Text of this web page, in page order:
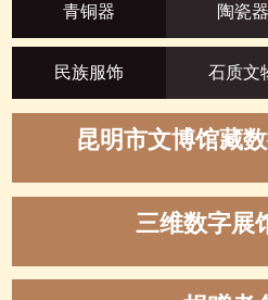
青铜器 陶瓷器
民族服饰 石质文
昆明市文博馆藏
三维数字展